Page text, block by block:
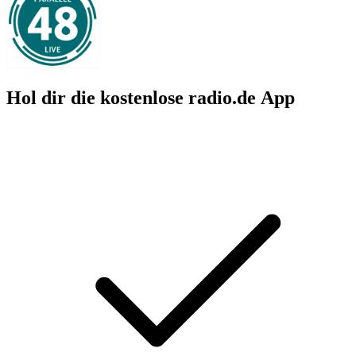
Hol dir die kostenlose radio.de App